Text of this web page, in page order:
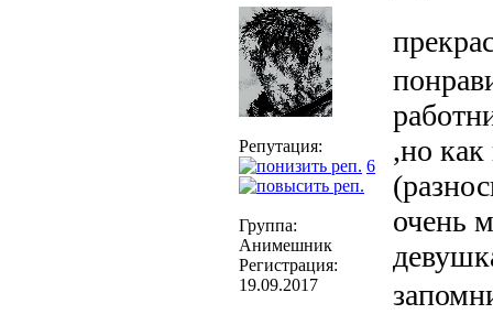
Репутация:
6
Группа:
Анимешник
Регистрация:
19.09.2017
,но
очень